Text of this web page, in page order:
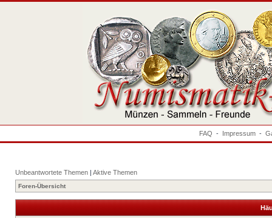
FAQ - Impressum -
Unbeantwortete Themen | Aktive Themen
Foren-Übersicht